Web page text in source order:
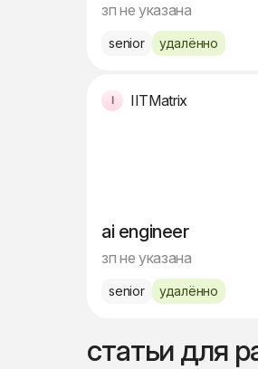
зп не указана
senior удалённо
IITMatrix
ai engineer
зп не указана
senior удалённо
статьи для